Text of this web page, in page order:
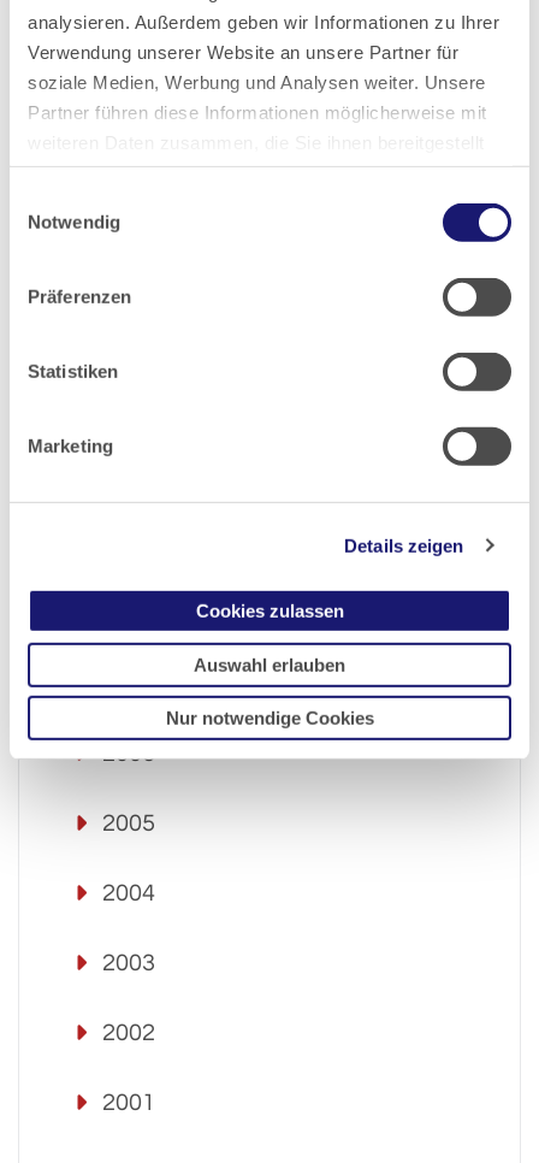
analysieren. Außerdem geben wir Informationen zu Ihrer
Verwendung unserer Website an unsere Partner für
soziale Medien, Werbung und Analysen weiter. Unsere
Partner führen diese Informationen möglicherweise mit
haben oder die sie im Rahmen Ihrer Nutzung der Dienste
Notwendig
Präferenzen
Statistiken
Marketing
Details zeigen
Cookies zulassen
Auswahl erlauben
Nur notwendige Cookies
2016
2015
2007
2006
2005
2004
2003
2002
2001